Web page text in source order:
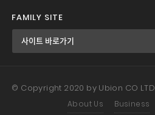
FAMILY SITE
© Copyright 2020 by Ubion CO
About Us Business